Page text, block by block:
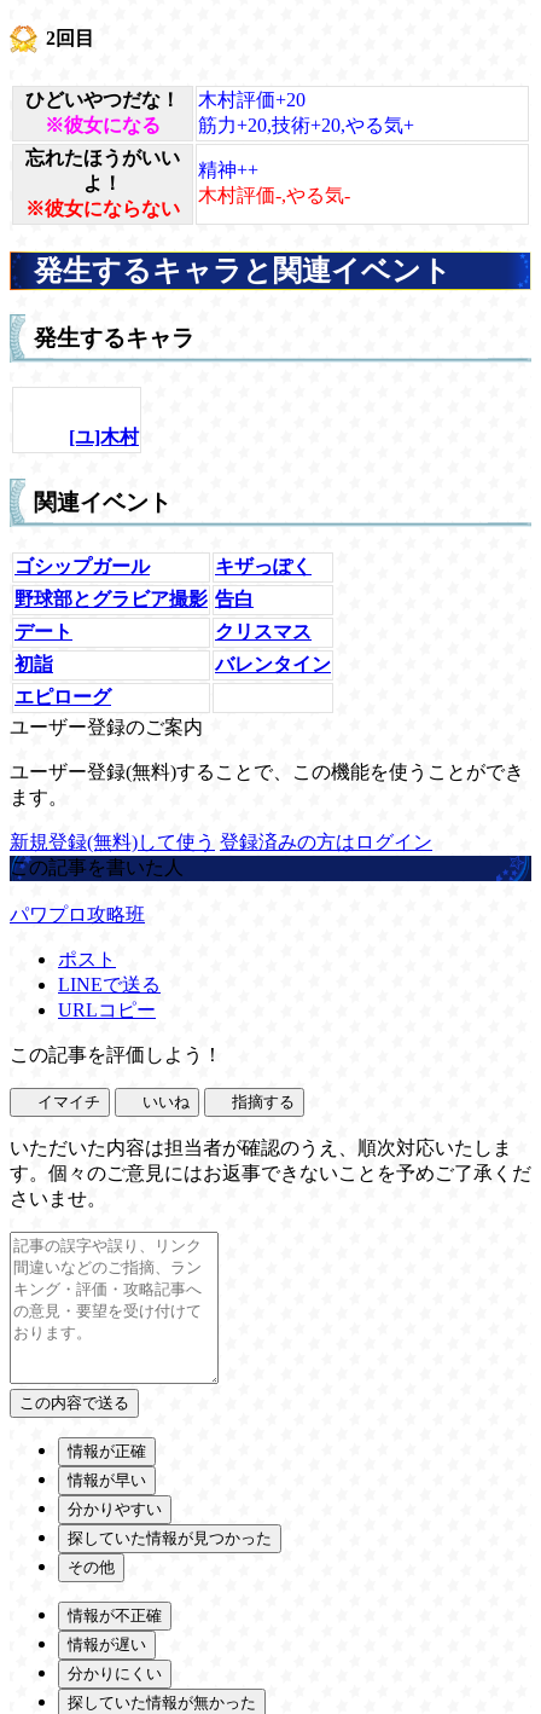
2回目
ひどいやつだな！
※彼女になる
木村評価+20
筋力+20,技術+20,やる気+
忘れたほうがいい
よ！
※彼女にならない
精神++
木村評価-,やる気-
発生するキャラと関連イベント
発生するキャラ
[ユ]木村
関連イベント
ゴシップガール
キザっぽく
野球部とグラビア撮影 告白
デート
クリスマス
初詣
バレンタイン
エピローグ
ユーザー登録のご案内
ユーザー登録(無料)することで、この機能を使うことができ
ます。
新規登録(無料)して使う 登録済みの方はログイン
この記事を書いた人
パワプロ攻略班
ポスト
LINEで送る
URLコピー
この記事を評価しよう！
イマイチ いいね 指摘する
いただいた内容は担当者が確認のうえ、順次対応いたしま
す。個々のご意見にはお返事できないことを予めご了承くだ
さいませ。
情報が正確
情報が早い
分かりやすい
探していた情報が見つかった
その他
情報が不正確
情報が遅い
分かりにくい
探していた情報が無かった